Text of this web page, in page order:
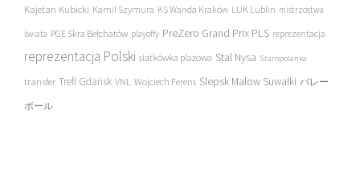
Kajetan Kubicki Kamil Szymura KS Wanda Kraków LUK Lublin mistrzostwa
świata PGE Skra Bełchatów playoffy PreZero Grand Prix PLS reprezentacja
reprezentacja Polski siatkówka plażowa Stal Nysa Staropolanka
transfer Trefl Gdańsk VNL Wojciech Ferens Ślepsk Malow Suwałki バレー
ボール